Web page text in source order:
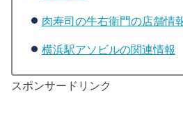
肉寿司の牛右衛門の店舗情
横浜駅アソビルの関連情報
スポンサードリンク